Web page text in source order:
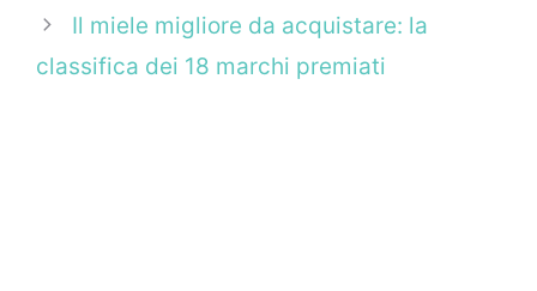
Il miele migliore da acquistare: la
classifica dei 18 marchi premiati